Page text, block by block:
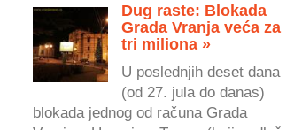
Dug raste: Blokada
Grada Vranja veća za
tri miliona »
U poslednjih deset dana
(od 27. jula do danas)
blokada jednog od računa Grada